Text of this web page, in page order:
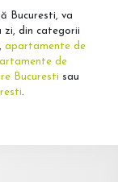
Bucuresti, va
din categorii
, apartamente de
de
Bucuresti sau
.